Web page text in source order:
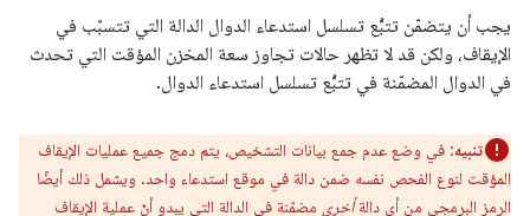
يجب أن يتضمّن تتبُّع تسلسل استدعاء الدوال الدالة التي تتسبّب في
الإيقاف، ولكن قد لا تظهر حالات تجاوز سعة المخزن المؤقت التي تحدث
في الدوال المضمّنة في تتبُّع تسلسل استدعاء الدوال.
تنبيه: في وضع عدم جمع بيانات التشخيص، يتم دمج جميع عمليات الإيقاف
المؤقت لنوع الفحص نفسه ضمن دالة في موقع استدعاء واحد. ويشمل ذلك أيضًا
الرمز البرمجي من أي دالةأخرى مضمّنة في الدالة التي يبدو أنّ عملية الإيقاف